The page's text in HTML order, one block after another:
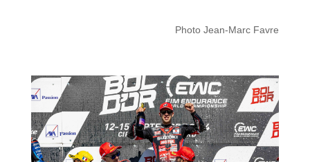
Photo Jean-Marc Favre